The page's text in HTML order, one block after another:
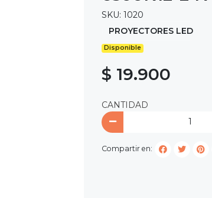
SKU: 1020
PROYECTORES LED
Disponible
$ 19.900
CANTIDAD
Compartir en: